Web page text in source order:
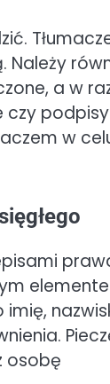
a w
w
osobę